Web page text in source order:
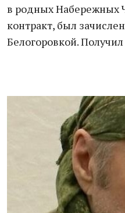
в родных Набережных
контракт, был
Белогоровкой.